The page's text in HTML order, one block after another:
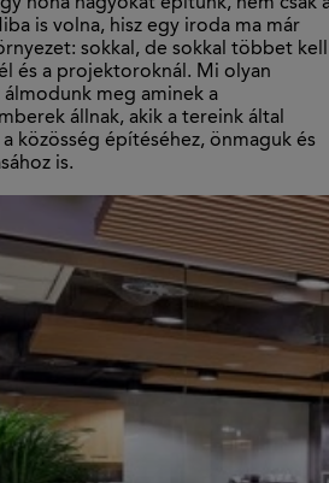
noha nagyokat építünk, nem csak
is volna, hisz egy iroda ma már
sokkal, de sokkal többet kell
és a projektoroknál. Mi olyan
meg aminek a
állnak, akik a tereink által
közösség építéséhez, önmaguk és
is.